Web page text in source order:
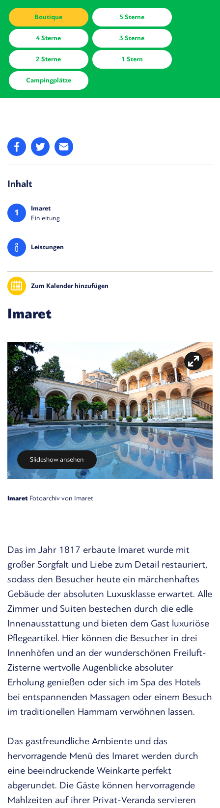
Boutique 5 Sterne
4 Sterne 3 Sterne
2 Sterne 1 Stern
Campingplätze
Inhalt
1 Imaret
Einleitung
Leistungen
Zum Kalender hinzufügen
Imaret
Slideshow ansehen
Imaret Fotoarchiv von Imaret
Das im Jahr 1817 erbaute Imaret wurde mit
großer Sorgfalt und Liebe zum Detail restauriert,
sodass den Besucher heute ein märchenhaftes
Gebäude der absoluten Luxusklasse erwartet. Alle
Zimmer und Suiten bestechen durch die edle
Innenausstattung und bieten dem Gast luxuriöse
Pflegeartikel. Hier können die Besucher in drei
Innenhöfen und an der wunderschönen Freiluft-
Zisterne wertvolle Augenblicke absoluter
Erholung genießen oder sich im Spa des Hotels
bei entspannenden Massagen oder einem Besuch
im traditionellen Hammam verwöhnen lassen.
Das gastfreundliche Ambiente und das
hervorragende Menü des Imaret werden durch
eine beeindruckende Weinkarte perfekt
abgerundet. Die Gäste können hervorragende
Mahlzeiten auf ihrer Privat-Veranda servieren